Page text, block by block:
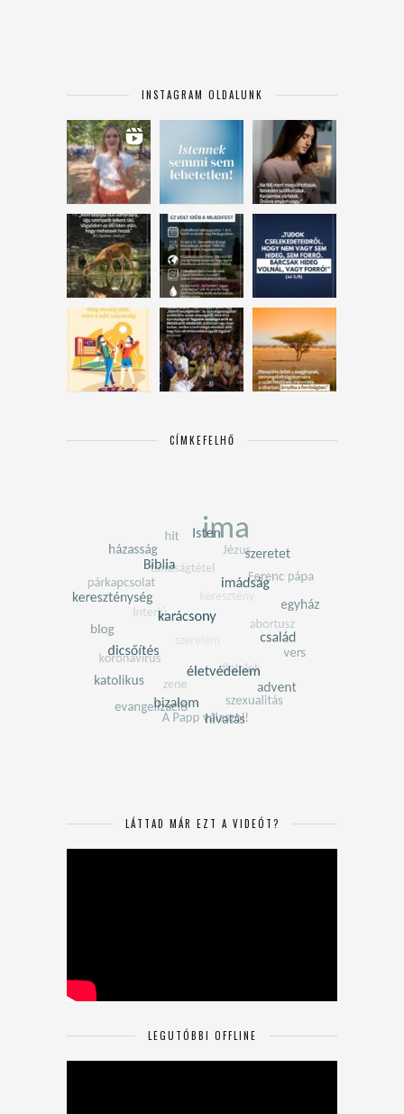
INSTAGRAM OLDALUNK
CÍMKEFELHŐ
LÁTTAD MÁR EZT A VIDEÓT?
LEGUTÓBBI OFFLINE